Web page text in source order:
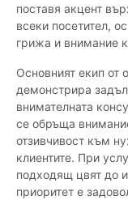
поставя акцент
всеки посетител,
грижа и внимание
Основният екип от
демонстрира
внимателната
се обръща
отзивчивост към
клиентите. При
подходящ цвят до
приоритет е